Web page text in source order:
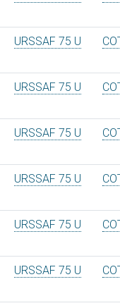
URSSAF 75 U
URSSAF 75 U
URSSAF 75 U
URSSAF 75 U
URSSAF 75 U
URSSAF 75 U